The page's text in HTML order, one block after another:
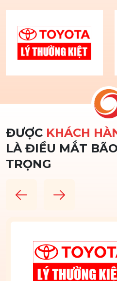
ĐƯỢC KHÁCH
LÀ ĐIỀU MẮT
TRỌNG